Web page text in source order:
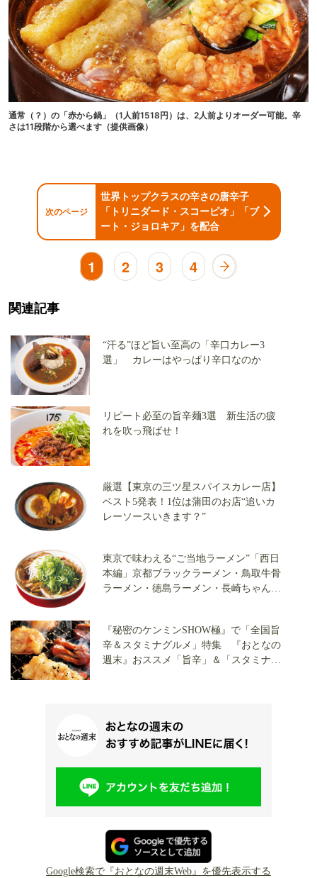
通常（？）の「赤から鍋」（1人前1518円）は、2人前よりオーダー可能。辛
さは11段階から選べます（提供画像）
次のページ
世界トップクラスの辛さの唐辛子
「トリニダード・スコーピオ」「ブ
ート・ジョロキア」を配合
1 2 3 4
関連記事
“汗る”ほど旨い至高の「辛口カレー3
選」 カレーはやっぱり辛口なのか
リピート必至の旨辛麺3選 新生活の疲
れを吹っ飛ばせ！
厳選【東京の三ツ星スパイスカレー店】
ベスト5発表！1位は蒲田のお店“追いカ
レーソースいきます？”
東京で味わえる“ご当地ラーメン”「西日
本編」京都ブラックラーメン・鳥取牛骨
ラーメン・徳島ラーメン・長崎ちゃんぽ
『秘密のケンミンSHOW極』で「全国旨
辛＆スタミナグルメ」特集 『おとなの
週末』おススメ「旨辛」＆「スタミナ」
Google検索で『おとなの週末Web』を優先表示する